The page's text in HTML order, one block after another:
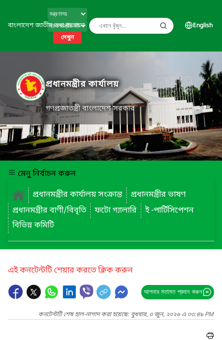
বাংলাদেশ জাতীয় তথ্য বাতায়ন
দেখুন
English
প্রধানমন্ত্রীর কার্যালয়
গণপ্রজাতন্ত্রী বাংলাদেশ সরকার
মেনু নির্বাচন করুন
প্রধানমন্ত্রীর কার্যালয় সংক্রান্ত
প্রধানমন্ত্রীর ভাষণ
প্রধানমন্ত্রীর বাণী/বিবৃতি
ফটো গ্যালারি
ই -পার্টিসিপেশন
বিভিন্ন কমিটি
এই কনটেন্টটি শেয়ার করতে ক্লিক করুন
আপনার মতামত প্রদান করুন
কনটেন্টটি শেষ হাল-নাগাদ করা হয়েছে: বুধবার, ৩ জুন, ২০২৬ এ ০৩:৪৯ PM